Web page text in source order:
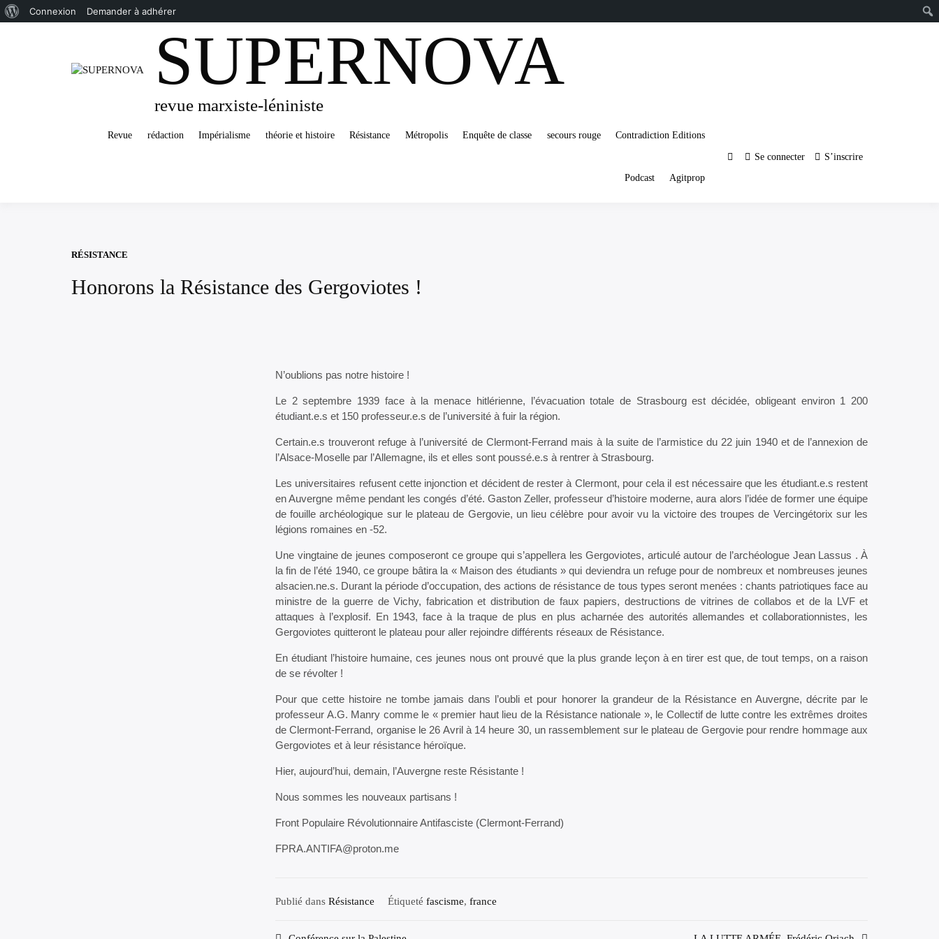
SUPERNOVA
revue marxiste-léniniste
Revue rédaction Impérialisme théorie et histoire Résistance Métropolis Enquête de classe secours rouge Contradiction Editions
Podcast Agitprop
Se connecter S’inscrire
RÉSISTANCE
Honorons la Résistance des Gergoviotes !
N’oublions pas notre histoire !
Le 2 septembre 1939 face à la menace hitlérienne, l’évacuation totale de Strasbourg est décidée, obligeant environ 1 200
étudiant.e.s et 150 professeur.e.s de l’université à fuir la région.
Certain.e.s trouveront refuge à l’université de Clermont-Ferrand mais à la suite de l’armistice du 22 juin 1940 et de l’annexion de
l’Alsace-Moselle par l’Allemagne, ils et elles sont poussé.e.s à rentrer à Strasbourg.
Les universitaires refusent cette injonction et décident de rester à Clermont, pour cela il est nécessaire que les étudiant.e.s restent
en Auvergne même pendant les congés d’été. Gaston Zeller, professeur d’histoire moderne, aura alors l’idée de former une équipe
de fouille archéologique sur le plateau de Gergovie, un lieu célèbre pour avoir vu la victoire des troupes de Vercingétorix sur les
légions romaines en -52.
Une vingtaine de jeunes composeront ce groupe qui s’appellera les Gergoviotes, articulé autour de l’archéologue Jean Lassus . À
la fin de l’été 1940, ce groupe bâtira la « Maison des étudiants » qui deviendra un refuge pour de nombreux et nombreuses jeunes
alsacien.ne.s. Durant la période d’occupation, des actions de résistance de tous types seront menées : chants patriotiques face au
ministre de la guerre de Vichy, fabrication et distribution de faux papiers, destructions de vitrines de collabos et de la LVF et
attaques à l’explosif. En 1943, face à la traque de plus en plus acharnée des autorités allemandes et collaborationnistes, les
Gergoviotes quitteront le plateau pour aller rejoindre différents réseaux de Résistance.
En étudiant l’histoire humaine, ces jeunes nous ont prouvé que la plus grande leçon à en tirer est que, de tout temps, on a raison
de se révolter !
Pour que cette histoire ne tombe jamais dans l’oubli et pour honorer la grandeur de la Résistance en Auvergne, décrite par le
professeur A.G. Manry comme le « premier haut lieu de la Résistance nationale », le Collectif de lutte contre les extrêmes droites
de Clermont-Ferrand, organise le 26 Avril à 14 heure 30, un rassemblement sur le plateau de Gergovie pour rendre hommage aux
Gergoviotes et à leur résistance héroïque.
Hier, aujourd’hui, demain, l’Auvergne reste Résistante !
Nous sommes les nouveaux partisans !
Front Populaire Révolutionnaire Antifasciste (Clermont-Ferrand)
FPRA.ANTIFA@proton.me
Publié dans Résistance Étiqueté fascisme, france
Connexion Demander à adhérer